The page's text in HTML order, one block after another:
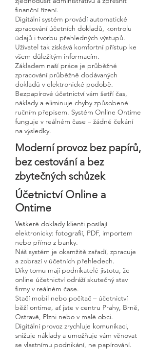
finanční řízení.
Digitální systém provádí automatické
zpracování účetních dokladů, kontrolu
údajů i tvorbu přehledných výstupů.
Uživatel tak získává komfortní přístup ke
všem důležitým informacím.
Základem naší práce je průběžné
zpracování průběžně dodávaných
dokladů v elektronické podobě.
Bezpapírové účetnictví vám šetří čas,
náklady a eliminuje chyby způsobené
ručním přepisem. Systém Online Ontime
funguje v reálném čase – žádné čekání
na výsledky.
Moderní provoz bez papírů,
bez cestování a bez
zbytečných schůzek
Účetnictví Online a
Ontime
Veškeré doklady klienti posílají
elektronicky: fotografií, PDF, importem
nebo přímo z banky.
Náš systém je okamžitě zařadí, zpracuje
a zobrazí v účetních přehledech.
Díky tomu mají podnikatelé jistotu, že
online účetnictví odráží skutečný stav
firmy v reálném čase.
Stačí mobil nebo počítač – účetnictví
běží ontime, ať jste v centru Prahy, Brně,
Ostravě, Plzni nebo v malé obci.
Digitální provoz zrychluje komunikaci,
snižuje náklady a umožňuje vám věnovat
se vlastnímu podnikání, ne papírování.